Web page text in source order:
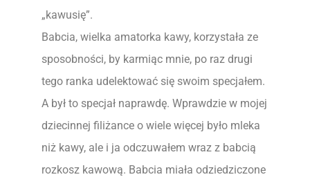
„kawusię”.
Babcia, wielka amatorka kawy, korzystała ze
sposobności, by karmiąc mnie, po raz drugi
tego ranka udelektować się swoim specjałem.
A był to specjał naprawdę. Wprawdzie w mojej
dziecinnej filiżance o wiele więcej było mleka
niż kawy, ale i ja odczuwałem wraz z babcią
rozkosz kawową. Babcia miała odziedziczone